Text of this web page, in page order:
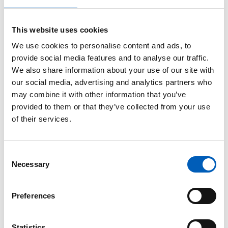
This website uses cookies
We use cookies to personalise content and ads, to
provide social media features and to analyse our traffic.
We also share information about your use of our site with
our social media, advertising and analytics partners who
may combine it with other information that you’ve
provided to them or that they’ve collected from your use
of their services.
Necessary
Preferences
Zipfil
med alle
ikoner i
png
( zip -
934.04 KB
)
Alle
ikoner i
vektorfo
rmat
( pdf -
678.85 KB
)
Teksten
til alle
mål og
delmål
( pdf -
2.35 MB )
Sørsamisk